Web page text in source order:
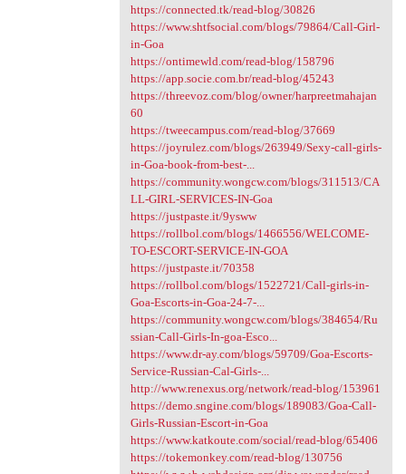
https://connected.tk/read-blog/30826
https://www.shtfsocial.com/blogs/79864/Call-Girl-
in-Goa
https://ontimewld.com/read-blog/158796
https://app.socie.com.br/read-blog/45243
https://threevoz.com/blog/owner/harpreetmahajan
60
https://tweecampus.com/read-blog/37669
https://joyrulez.com/blogs/263949/Sexy-call-girls-
in-Goa-book-from-best-...
https://community.wongcw.com/blogs/311513/CA
LL-GIRL-SERVICES-IN-Goa
https://justpaste.it/9ysww
https://rollbol.com/blogs/1466556/WELCOME-
TO-ESCORT-SERVICE-IN-GOA
https://justpaste.it/70358
https://rollbol.com/blogs/1522721/Call-girls-in-
Goa-Escorts-in-Goa-24-7-...
https://community.wongcw.com/blogs/384654/Ru
ssian-Call-Girls-In-goa-Esco...
https://www.dr-ay.com/blogs/59709/Goa-Escorts-
Service-Russian-Cal-Girls-...
http://www.renexus.org/network/read-blog/153961
https://demo.sngine.com/blogs/189083/Goa-Call-
Girls-Russian-Escort-in-Goa
https://www.katkoute.com/social/read-blog/65406
https://tokemonkey.com/read-blog/130756